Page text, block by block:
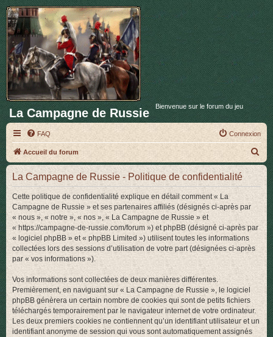
La Campagne de Russie Bienvenue sur le forum du jeu
FAQ Connexion
Accueil du forum
e
c
h
La Campagne de Russie - Politique de confidentialité
Cette politique de confidentialité explique en détail comment « La
Campagne de Russie » et ses partenaires affiliés (désignés ci-après par
« nous », « notre », « nos », « La Campagne de Russie » et
« https://campagne-de-russie.com/forum ») et phpBB (désigné ci-après par
« logiciel phpBB » et « phpBB Limited ») utilisent toutes les informations
collectées lors des sessions d’utilisation de votre part (désignées ci-après
par « vos informations »).
Vos informations sont collectées de deux manières différentes.
Premièrement, en naviguant sur « La Campagne de Russie », le logiciel
phpBB génèrera un certain nombre de cookies qui sont de petits fichiers
téléchargés temporairement par le navigateur internet de votre ordinateur.
Les deux premiers cookies ne contiennent qu’un identifiant utilisateur et un
identifiant anonyme de session qui vous sont automatiquement assignés